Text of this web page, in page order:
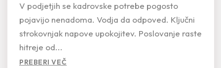
V podjetjih se kadrovske potrebe pogosto
pojavijo nenadoma. Vodja da odpoved. Ključni
strokovnjak napove upokojitev. Poslovanje raste
hitreje od...
PREBERI VEČ